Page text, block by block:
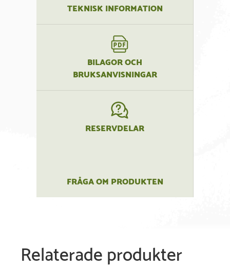
TEKNISK INFORMATION
BILAGOR OCH
BRUKSANVISNINGAR
RESERVDELAR
FRÅGA OM PRODUKTEN
Relaterade produkter